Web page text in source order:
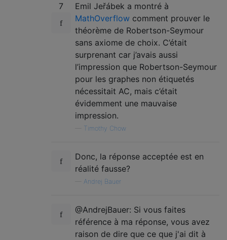
7
Emil Jeřábek a montré à
MathOverflow comment prouver le
théorème de Robertson-Seymour
sans axiome de choix. C’était
surprenant car j’avais aussi
l’impression que Robertson-Seymour
pour les graphes non étiquetés
nécessitait AC, mais c’était
évidemment une mauvaise
impression.
Timothy Chow
Donc, la réponse acceptée est en
réalité fausse?
Andrej Bauer
@AndrejBauer: Si vous faites
référence à ma réponse, vous avez
raison de dire que ce que j'ai dit à